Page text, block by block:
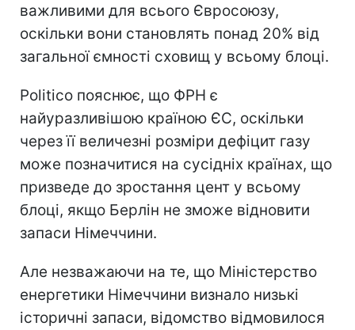
важливими для всього Євросоюзу,
оскільки вони становлять понад 20% від
загальної ємності сховищ у всьому блоці.
Politico пояснює, що ФРН є
найуразливішою країною ЄС, оскільки
через її величезні розміри дефіцит газу
може позначитися на сусідніх країнах, що
призведе до зростання цент у всьому
блоці, якщо Берлін не зможе відновити
запаси Німеччини.
Але незважаючи на те, що Міністерство
енергетики Німеччини визнало низькі
історичні запаси, відомство відмовилося